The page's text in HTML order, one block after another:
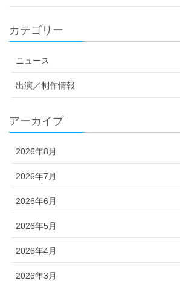
カテゴリー
ニュース
出演／制作情報
アーカイブ
2026年8月
2026年7月
2026年6月
2026年5月
2026年4月
2026年3月